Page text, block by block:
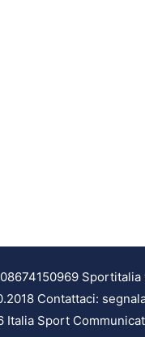
Contattaci:
Italia Sport